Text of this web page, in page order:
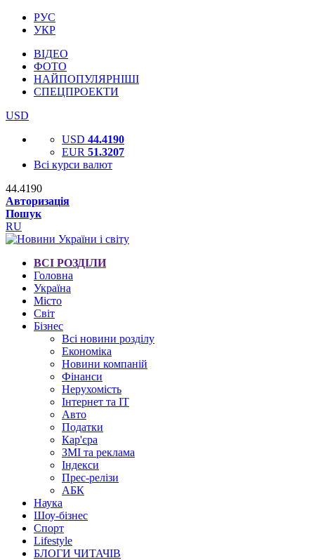
РУС
УКР
ВІДЕО
ФОТО
НАЙПОПУЛЯРНІШІ
СПЕЦПРОЕКТИ
USD
USD 44.4190
EUR 51.3207
Всі курси валют
44.4190
Авторизація
Пошук
RU
ВСІ РОЗДІЛИ
Головна
Україна
Місто
Світ
Бізнес
Всі новини розділу
Економіка
Новини компаній
Фінанси
Нерухомість
Інтернет та IT
Авто
Податки
Кар'єра
ЗМІ та реклама
Індекси
Прес-релізи
АБК
Наука
Шоу-бізнес
Спорт
Lifestyle
БЛОГИ ЧИТАЧІВ